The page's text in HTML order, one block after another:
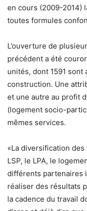
en cours (2009-2014)
toutes formules
L’ouverture de
précédent a été
unités, dont 1591 sont
construction. Une
et une autre au profit
(logement socio-
mêmes services.
«La diversification
LSP, le LPA, le
différents partenaires
réaliser des résultats
la cadence du travail